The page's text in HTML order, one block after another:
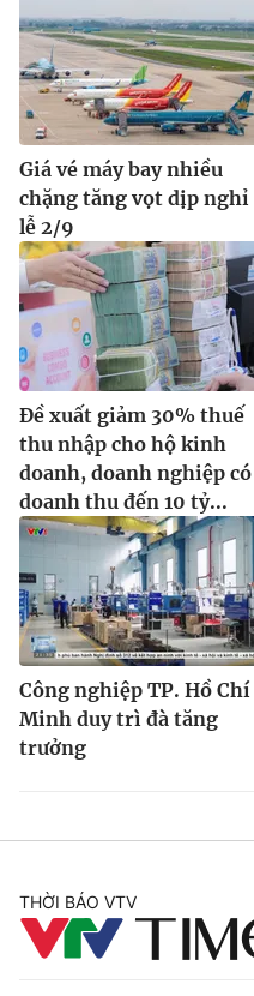
Giá vé máy bay nhiều
chặng tăng vọt dịp nghỉ
lễ 2/9
Đề xuất giảm 30% thuế
thu nhập cho hộ kinh
doanh, doanh nghiệp có
doanh thu đến 10 tỷ...
Công nghiệp TP. Hồ Chí
Minh duy trì đà tăng
trưởng
THỜI BÁO VTV